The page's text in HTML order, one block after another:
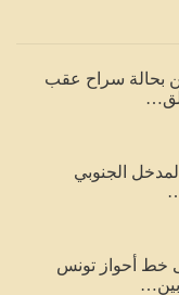
بحالة سراح عقب
الجنوبي
خط أحواز تونس
بين…